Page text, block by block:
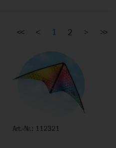
Art.-Nr.: 112321
<< < 1 2 > >>